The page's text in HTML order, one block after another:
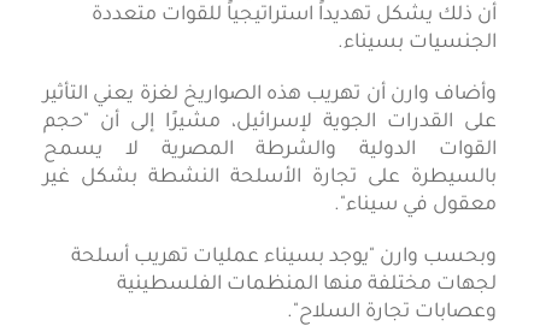
أن ذلك يشكل تهديداً استراتيجياً للقوات متعددة
الجنسيات بسيناء.
وأضاف وارن أن تهريب هذه الصواريخ لغزة يعني التأثير
على القدرات الجوية لإسرائيل، مشيرًا إلى أن "حجم
القوات الدولية والشرطة المصرية لا يسمح
بالسيطرة على تجارة الأسلحة النشطة بشكل غير
معقول في سيناء".
وبحسب وارن "يوجد بسيناء عمليات تهريب أسلحة
لجهات مختلفة منها المنظمات الفلسطينية
وعصابات تجارة السلاح".